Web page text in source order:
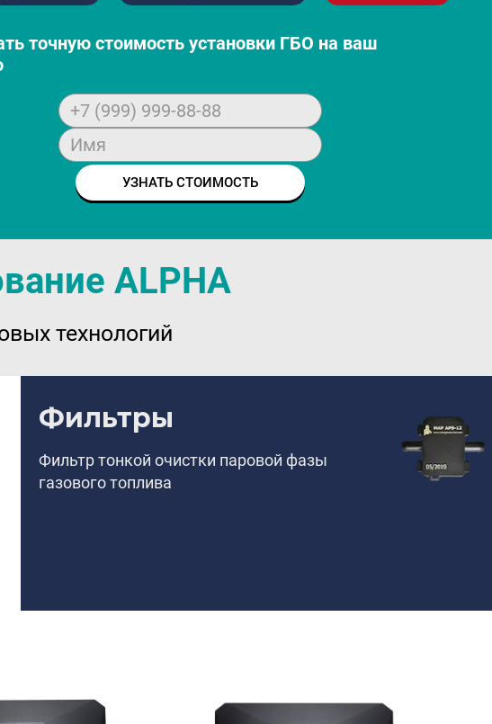
точную стоимость установки ГБО на ваш
+7 (999) 999-88-88
Имя
УЗНАТЬ СТОИМОСТЬ
ALPHA
технологий
Фильтры
Фильтр тонкой очистки паровой фазы
газового топлива